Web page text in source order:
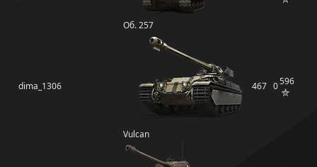
Об. 257
dima_1306
Vulcan
467 0596